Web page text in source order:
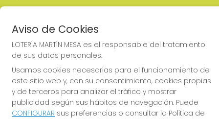
CONTACTO
ADMINISTRACION DE LOTERIAS: 2-CIUDAD RODRIGO -
RECEPTOR OFICIAL: 64380
923482019
web@admon2martinmesa.es
Aviso de Cookies
LOTERÍA MARTÍN MESA es el responsable del tratamiento
de sus datos personales.
Usamos cookies necesarias para el funcionamiento de
este sitio web y, con su consentimiento, cookies propias
y de terceros para analizar el tráfico y mostrar
publicidad según sus hábitos de navegación. Puede
CONFIGURAR sus preferencias o consultar la Política de